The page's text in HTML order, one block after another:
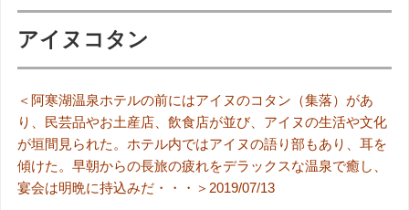
アイヌコタン
＜阿寒湖温泉ホテルの前にはアイヌのコタン（集落）があ
り、民芸品やお土産店、飲食店が並び、アイヌの生活や文化
が垣間見られた。ホテル内ではアイヌの語り部もあり、 耳を
傾けた。早朝からの長旅の疲れをデラックスな温泉で癒し、
宴会は明晩に持込みだ・・・＞2019/07/13